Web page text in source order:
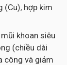
(Cu), hợp kim
khoan siêu
(chiều dài
công và giảm